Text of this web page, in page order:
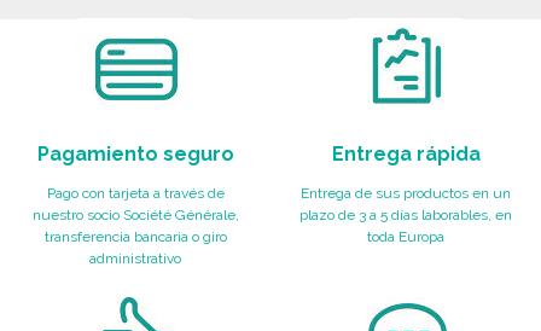
Pagamiento seguro
Pago con tarjeta a través de
nuestro socio Société Générale,
transferencia bancaria o giro
administrativo
Entrega rápida
Entrega de sus productos en un
plazo de 3 a 5 días laborables, en
toda Europa